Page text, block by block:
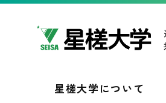
星槎大学について